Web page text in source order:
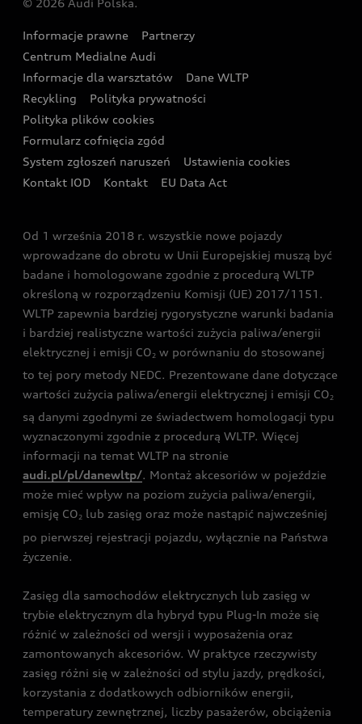
Wyszukaj najbliższego Partnera Audi
Oferta dla przedsiębiorców
Oferta dla klientów prywatnych
Kalkulator rat
Ubezpieczenie
Audi exclusive
Zasięg
Gwarancja
Akcje serwisowe Audi
Katalog online akcesoriów
Audi i Muzeum Sztuki Nowoczesnej w Warszawie
Audi driving experience
Audi quattro Cup
Audi i Puchar Świata w Skokach Narciarskich w
Zakopanem
© 2026 Audi Polska.
Informacje prawne
Partnerzy
Centrum Medialne Audi
Informacje dla warsztatów
Dane WLTP
Recykling
Polityka prywatności
Polityka plików cookies
Formularz cofnięcia zgód
System zgłoszeń naruszeń
Ustawienia cookies
Kontakt IOD
Kontakt EU Data Act
Od 1 września 2018 r. wszystkie nowe pojazdy
wprowadzane do obrotu w Unii Europejskiej muszą być
badane i homologowane zgodnie z procedurą WLTP
określoną w rozporządzeniu Komisji (UE) 2017/1151.
WLTP zapewnia bardziej rygorystyczne warunki badania
i bardziej realistyczne wartości zużycia paliwa/energii
elektrycznej i emisji CO2 w porównaniu do stosowanej
to tej pory metody NEDC. Prezentowane dane dotyczące
wartości zużycia paliwa/energii elektrycznej i emisji CO2
są danymi zgodnymi ze świadectwem homologacji typu
wyznaczonymi zgodnie z procedurą WLTP. Więcej
informacji na temat WLTP na stronie
audi.pl/pl/danewltp/. Montaż akcesoriów w pojeździe
może mieć wpływ na poziom zużycia paliwa/energii,
emisję CO2 lub zasięg oraz może nastąpić najwcześniej
po pierwszej rejestracji pojazdu, wyłącznie na Państwa
życzenie.
Zasięg dla samochodów elektrycznych lub zasięg w
trybie elektrycznym dla hybryd typu Plug-In może się
różnić w zależności od wersji i wyposażenia oraz
zamontowanych akcesoriów. W praktyce rzeczywisty
zasięg różni się w zależności od stylu jazdy, prędkości,
korzystania z dodatkowych odbiorników energii,
temperatury zewnętrznej, liczby pasażerów, obciążenia